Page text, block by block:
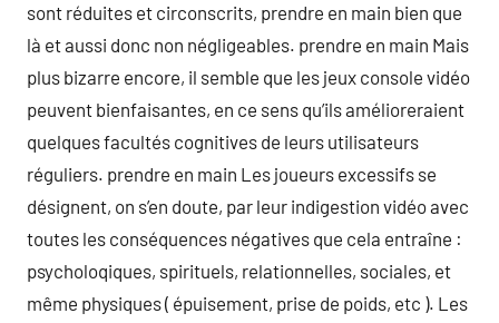
sont réduites et circonscrits, prendre en main bien que
là et aussi donc non négligeables. prendre en main Mais
plus bizarre encore, il semble que les jeux console vidéo
peuvent bienfaisantes, en ce sens qu’ils amélioreraient
quelques facultés cognitives de leurs utilisateurs
réguliers. prendre en main Les joueurs excessifs se
désignent, on s’en doute, par leur indigestion vidéo avec
toutes les conséquences négatives que cela entraîne :
psycholoqiques, spirituels, relationnelles, sociales, et
même physiques ( épuisement, prise de poids, etc ). Les